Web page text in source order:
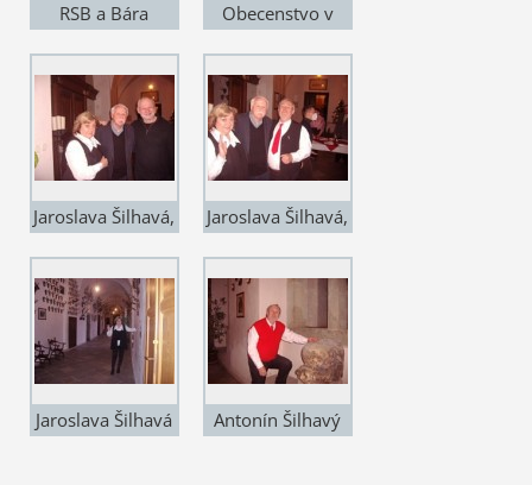
RSB a Bára
Obecenstvo v
Jaroslava Šilhavá,
Franta Raba
Jaroslava Šilhavá,
Antonín Šilhavý
Jaroslava Šilhavá Antonín Šilhavý